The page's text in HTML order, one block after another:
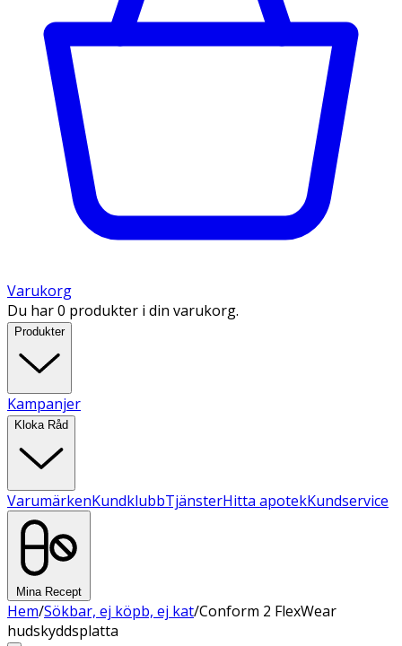
Varukorg
Du har 0 produkter i din varukorg.
Produkter
Kampanjer
Kloka Råd
VarumärkenKundklubbTjänsterHitta apotekKundservice
Mina Recept
Hem/Sökbar, ej köpb, ej kat/Conform 2 FlexWear
hudskyddsplatta